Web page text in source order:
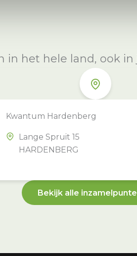
in het hele land, ook
Kwantum Hardenberg
Lange Spruit 15
HARDENBERG
Bekijk alle